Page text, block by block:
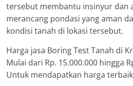
tersebut membantu insinyur dan
merancang pondasi yang aman
kondisi tanah di lokasi tersebut.
Harga jasa Boring Test Tanah di
Mulai dari Rp. 15.000.000 hingga
Untuk mendapatkan harga